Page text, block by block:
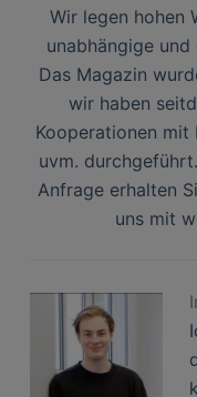
Wir legen hohen
unabhängige
Das Magazin
wir haben
Kooperationen mit
uvm.
Anfrage erhalten
uns mit